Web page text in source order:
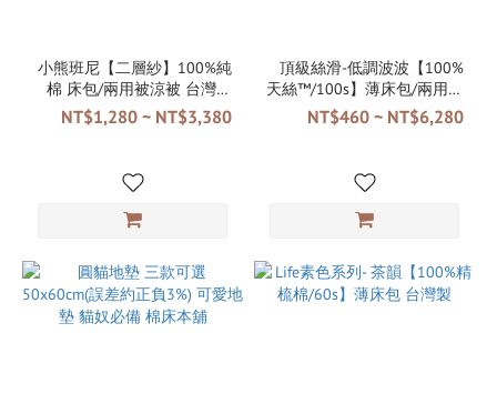
小熊班尼【二層紗】100%純
棉 床包/兩用被涼被 台灣製
棉床本舖
NT$1,280 ~ NT$3,380
頂級絲滑-低調波波【100%
天絲™/100s】薄床包/兩用被
台灣製 TENCEL™ Lyocel
NT$460 ~ NT$6,280